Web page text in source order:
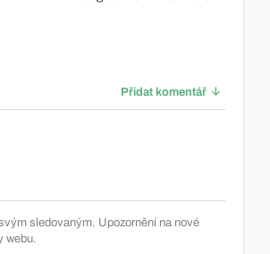
Přidat komentář
sledovaným. Upozornění na nové
webu.